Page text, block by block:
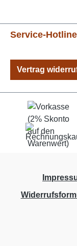
Service-Hotline
Vertrag